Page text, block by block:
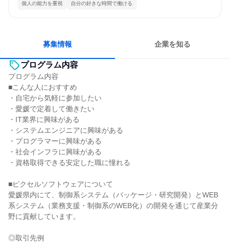
個人の能力を重視 自分の好きな時間で働ける
募集情報 企業を知る
プログラム内容
プログラム内容
■こんな人におすすめ
・自宅から気軽に参加したい
・愛媛で定着して働きたい
・IT業界に興味がある
・システムエンジニアに興味がある
・プログラマーに興味がある
・社会インフラに興味がある
・資格取得できる安定した職に憧れる
■ピクセルソフトウェアについて
愛媛県内にて、制御系システム（パッケージ・研究開発）とWEB
系システム（業務支援・制御系のWEB化）の開発を通じて産業分
野に貢献しています。
◎取引先例